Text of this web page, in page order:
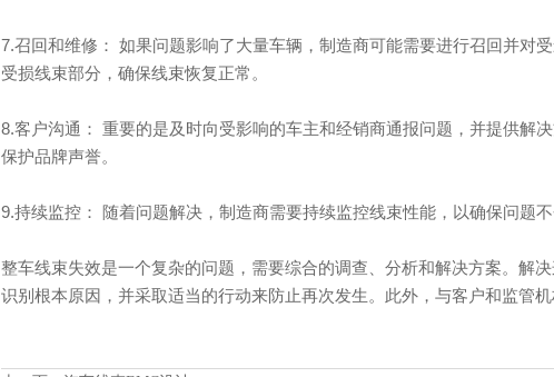
7.召回和维修： 如果问题影响了大量车辆，制造商可能需要进行召回并对
受损线束部分，确保线束恢复正常。
8.客户沟通： 重要的是及时向受影响的车主和经销商通报问题，并提供解
保护品牌声誉。
9.持续监控： 随着问题解决，制造商需要持续监控线束性能，以确保问题
整车线束失效是一个复杂的问题，需要综合的调查、分析和解决方案。解
识别根本原因，并采取适当的行动来防止再次发生。此外，与客户和监管